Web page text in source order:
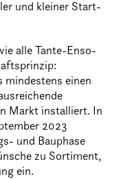
und kleiner Start-
alle Tante-Enso-
mindestens einen
Markt installiert. In
2023
und Bauphase
zu Sortiment,
ein.